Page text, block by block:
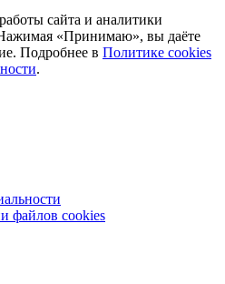
сайта и аналитики
«Принимаю», вы даёте
Подробнее в Политике cookies
.
файлов cookies